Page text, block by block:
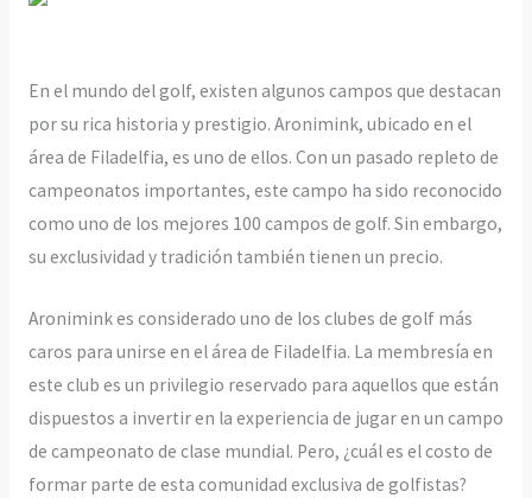
En el mundo del golf, existen algunos campos que destacan
por su rica historia y prestigio. Aronimink, ubicado en el
área de Filadelfia, es uno de ellos. Con un pasado repleto de
campeonatos importantes, este campo ha sido reconocido
como uno de los mejores 100 campos de golf. Sin embargo,
su exclusividad y tradición también tienen un precio.
Aronimink es considerado uno de los clubes de golf más
caros para unirse en el área de Filadelfia. La membresía en
este club es un privilegio reservado para aquellos que están
dispuestos a invertir en la experiencia de jugar en un campo
de campeonato de clase mundial. Pero, ¿cuál es el costo de
formar parte de esta comunidad exclusiva de golfistas?